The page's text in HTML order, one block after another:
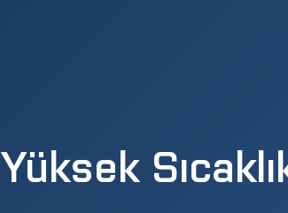
Yüksek